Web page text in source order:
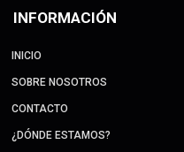
INFORMACIÓN
INICIO
SOBRE NOSOTROS
CONTACTO
¿DÓNDE ESTAMOS?